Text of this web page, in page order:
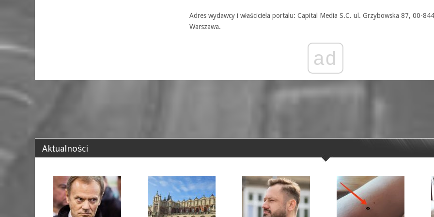
Adres wydawcy i właściciela portalu: Capital Media S.C. ul. Grzybowska 87, 00-844
Warszawa.
ad
Aktualności